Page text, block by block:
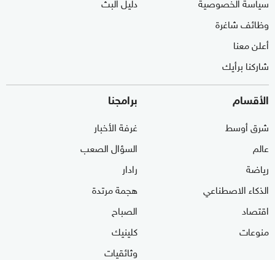
وظائف شاغرة
أعلن معنا
شاركنا برأيك
الأقسام
شرق أوسط
عالم
رياضة
الذكاء الاصطناعي
اقتصاد
منوعات
برامجنا
غرفة الأخبار
السؤال الصعب
رادار
هجمة مرتدة
الصباح
كلينيك
وثائقيات